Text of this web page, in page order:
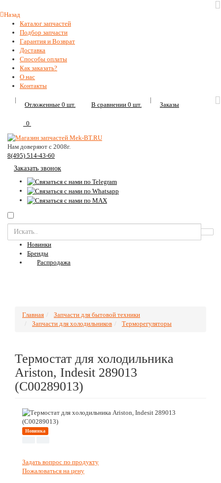
Назад
Каталог запчастей
Подбор запчасти
Гарантия и Возврат
Доставка
Способы оплаты
Как заказать?
О нас
Контакты
|
Отложенные 0 шт. В сравнении 0 шт.
|
Заказы
0
Нам доверяют с 2008г.
8(495) 514-43-60
Заказать звонок
Новинки
Бренды
Распродажа
Главная
Запчасти для бытовой техники
Запчасти для холодильников
Терморегуляторы
Термостат для холодильника
Ariston, Indesit 289013
(С00289013)
Новинка
Задать вопрос по продукту
Пожаловаться на цену